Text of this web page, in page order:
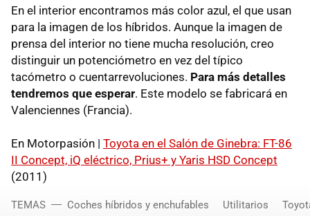
En el interior encontramos más color azul, el que usan
para la imagen de los híbridos. Aunque la imagen de
prensa del interior no tiene mucha resolución, creo
distinguir un potenciómetro en vez del típico
tacómetro o cuentarrevoluciones. Para más detalles
tendremos que esperar. Este modelo se fabricará en
Valenciennes (Francia).
En Motorpasión | Toyota en el Salón de Ginebra: FT-86
II Concept, iQ eléctrico, Prius+ y Yaris HSD Concept
(2011)
TEMAS Coches híbridos y enchufables Utilitarios